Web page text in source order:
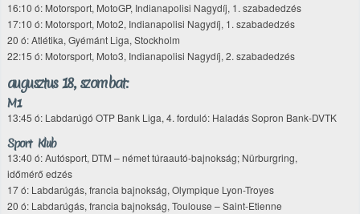
16:10 ó: Motorsport, MotoGP, Indianapolisi Nagydíj, 1. szabadedzés
17:10 ó: Motorsport, Moto2, Indianapolisi Nagydíj, 1. szabadedzés
20 ó: Atlétika, Gyémánt Liga, Stockholm
22:15 ó: Motorsport, Moto3, Indianapolisi Nagydíj, 2. szabadedzés
augusztus 18., szombat:
M1
13:45 ó: Labdarúgó OTP Bank Liga, 4. forduló: Haladás Sopron Bank-DVTK
Sport Klub
13:40 ó: Autósport, DTM – német túraautó-bajnokság; Nürburgring,
időmérő edzés
17 ó: Labdarúgás, francia bajnokság, Olympique Lyon-Troyes
20 ó: Labdarúgás, francia bajnokság, Toulouse – Saint-Etienne